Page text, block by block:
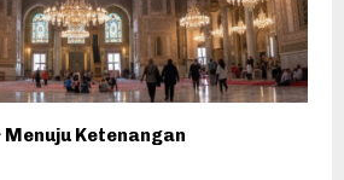
Ketenangan